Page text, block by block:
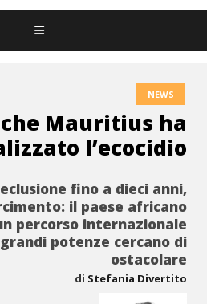
NEWS
Mauritius ha
l’ecocidio
fino a dieci anni,
il paese africano
percorso internazionale
potenze cercano di
ostacolare
di Stefania Divertito